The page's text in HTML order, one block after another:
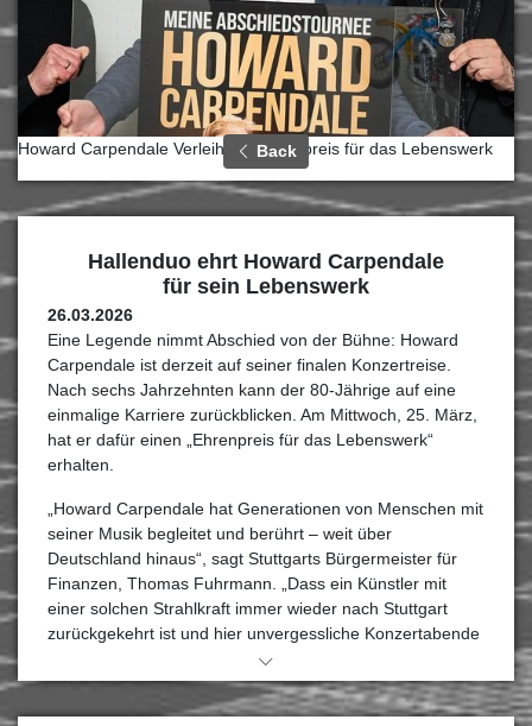
Howard Carpendale Verleihung Ehrenpreis für das Lebenswerk
Back
Hallenduo ehrt Howard Carpendale
für sein Lebenswerk
26.03.2026
Eine Legende nimmt Abschied von der Bühne: Howard
Carpendale ist derzeit auf seiner finalen Konzertreise.
Nach sechs Jahrzehnten kann der 80-Jährige auf eine
einmalige Karriere zurückblicken. Am Mittwoch, 25. März,
hat er dafür einen „Ehrenpreis für das Lebenswerk“
erhalten.
„Howard Carpendale hat Generationen von Menschen mit
seiner Musik begleitet und berührt – weit über
Deutschland hinaus“, sagt Stuttgarts Bürgermeister für
Finanzen, Thomas Fuhrmann. „Dass ein Künstler mit
einer solchen Strahlkraft immer wieder nach Stuttgart
zurückgekehrt ist und hier unvergessliche Konzertabende
geschaffen hat, erfüllt uns mit großer Dankbarkeit.“
Über 8.000 begeisterte Besucher:innen feierten im